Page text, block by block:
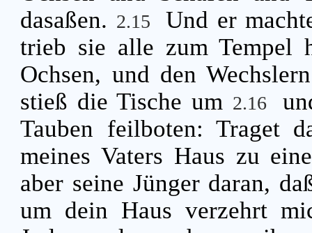
dasaßen. 2.15
Und er
trieb sie alle zum Tempel
Ochsen, und den
stieß die Tische um 2.16
Tauben feilboten: Traget
meines Vaters Haus zu
aber seine Jünger daran,
um dein Haus verzehrt